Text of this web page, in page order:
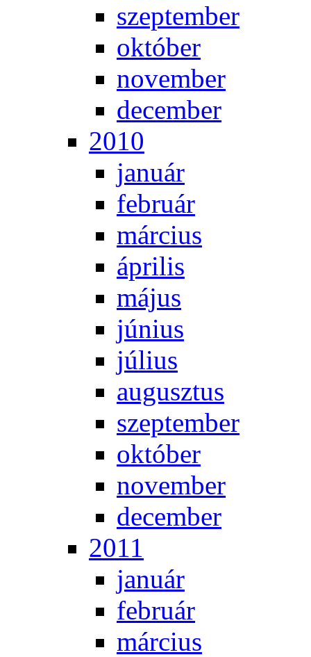
szep­tem­ber
ok­tó­ber
no­vem­ber
de­cem­ber
2010
ja­nu­ár
feb­ru­ár
már­ci­us
áp­ri­lis
má­jus
jú­ni­us
jú­li­us
au­gusz­tus
szep­tem­ber
ok­tó­ber
no­vem­ber
de­cem­ber
2011
ja­nu­ár
feb­ru­ár
már­ci­us